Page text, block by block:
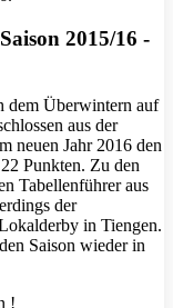
2015/16 -
dem Überwintern auf
aus der
neuen Jahr 2016 den
Punkten. Zu den
Tabellenführer aus
der
in Tiengen.
Saison wieder in
!